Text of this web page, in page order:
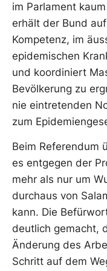
im Parlament
erhält der Bund
Kompetenz, im
epidemischen
und koordiniert
Bevölkerung zu
nie eintretenden
zum
Beim Referendum
es entgegen der
mehr als nur um
durchaus von
kann. Die
deutlich gemacht,
Änderung des
Schritt auf dem